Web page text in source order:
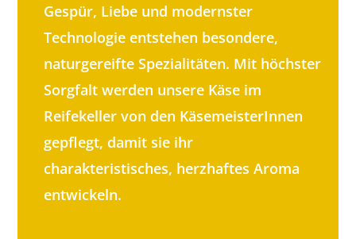
Gespür, Liebe und modernster
Technologie entstehen besondere,
naturgereifte Spezialitäten. Mit höchster
Sorgfalt werden unsere Käse im
Reifekeller von den KäsemeisterInnen
gepflegt, damit sie ihr
charakteristisches, herzhaftes Aroma
entwickeln.